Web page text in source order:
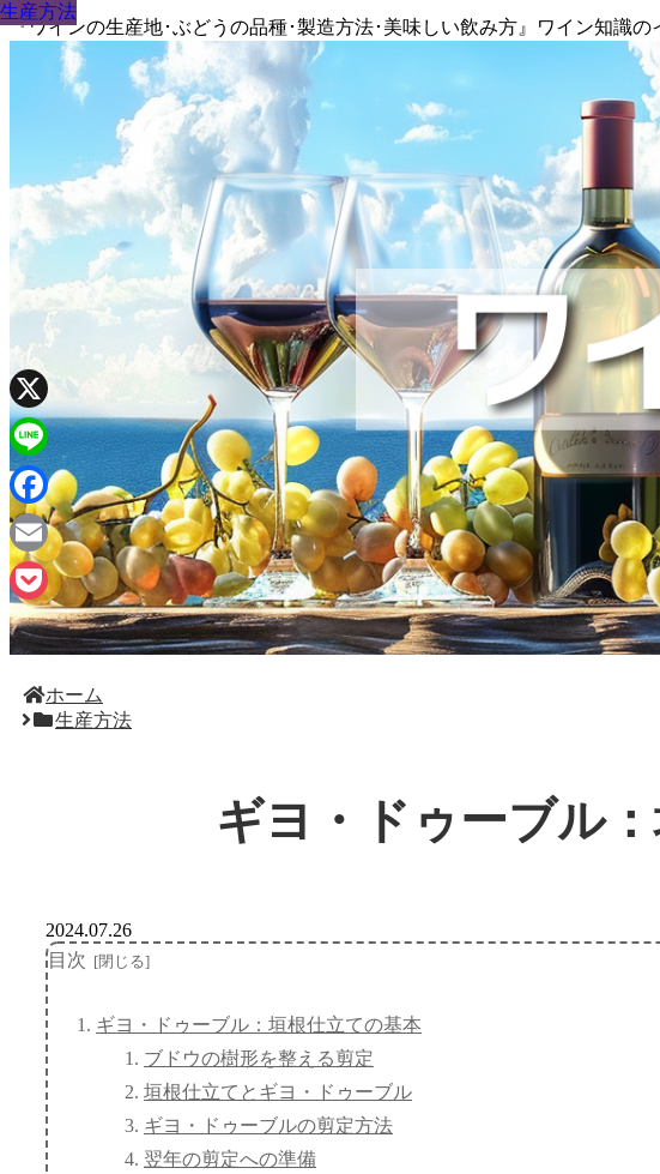
『ワインの生産地･ぶどうの品種･製造方法･美味しい飲み方』ワイン知識の
ホーム
生産方法
ギヨ・ドゥーブル
生産方法
2024.07.26
目次
ギヨ・ドゥーブル：垣根仕立ての基本
ブドウの樹形を整える剪定
垣根仕立てとギヨ・ドゥーブル
ギヨ・ドゥーブルの剪定方法
翌年の剪定への準備
生産方法
生産方法
生産方法
生産方法
生産方法
生産方法
生産方法
生産方法
X
Line
Facebook
Email
Pocket